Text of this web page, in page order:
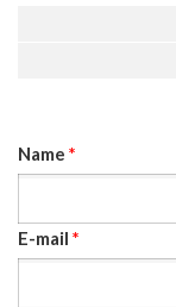
Name *
E-mail *